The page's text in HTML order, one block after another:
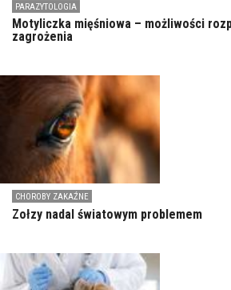
PARAZYTOLOGIA
Motyliczka mięśniowa – możliwości
zagrożenia
CHOROBY ZAKAŹNE
Zołzy nadal światowym problemem